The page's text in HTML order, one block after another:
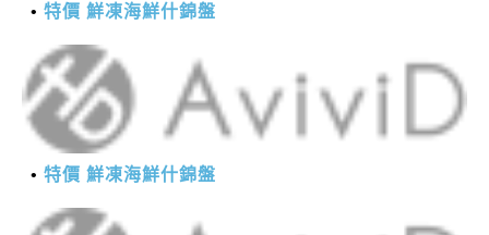
特價 鮮凍海鮮什錦盤
特價 鮮凍海鮮什錦盤